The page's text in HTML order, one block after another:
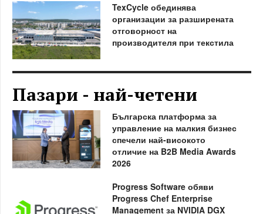
TexCycle обединява
организации за разширената
отговорност на
производителя при текстила
Пазари - най-четени
Българска платформа за
управление на малкия бизнес
спечели най-високото
отличие на B2B Media Awards
2026
Progress Software обяви
Progress Chef Enterprise
Management за NVIDIA DGX